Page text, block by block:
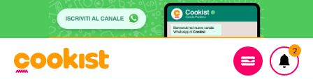
2